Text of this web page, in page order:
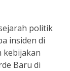
politik
insiden di
kebijakan
Baru di